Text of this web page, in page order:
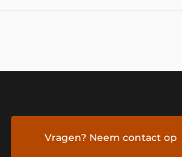
Vragen? Neem contact op